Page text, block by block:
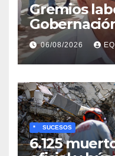
Gremios
propuesta
Recreativo
para
activos
06/08/2026
* SUCESOS
6.125